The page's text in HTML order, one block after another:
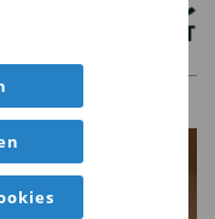
dass sich der
der
zwölf